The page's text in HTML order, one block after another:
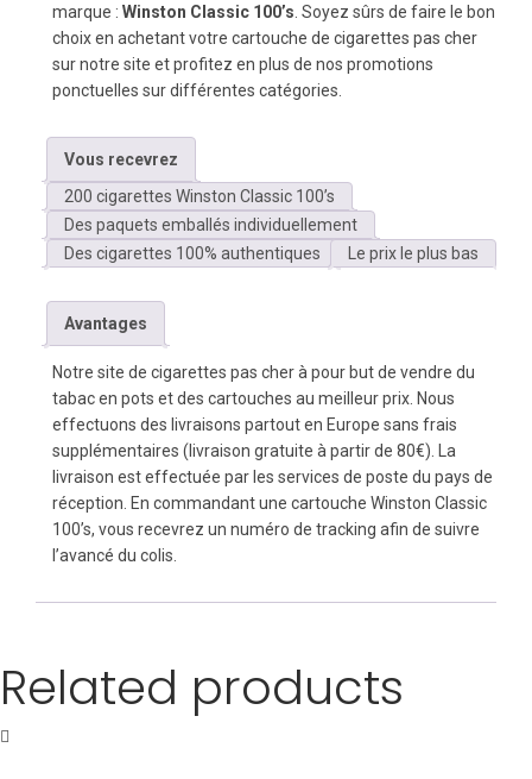
marque : Winston Classic 100’s . Soyez sûrs de faire le bon
choix en achetant votre cartouche de cigarettes pas cher
sur notre site et profitez en plus de nos promotions
ponctuelles sur différentes catégories.
Vous recevrez
200 cigarettes Winston Classic 100’s
Des paquets emballés individuellement
Des cigarettes 100% authentiques
Le prix le plus bas
Avantages
Notre site de cigarettes pas cher à pour but de vendre du
tabac en pots et des cartouches au meilleur prix. Nous
effectuons des livraisons partout en Europe sans frais
supplémentaires (livraison gratuite à partir de 80€). La
livraison est effectuée par les services de poste du pays de
réception. En commandant une cartouche Winston Classic
100’s, vous recevrez un numéro de tracking afin de suivre
l’avancé du colis.
Related products